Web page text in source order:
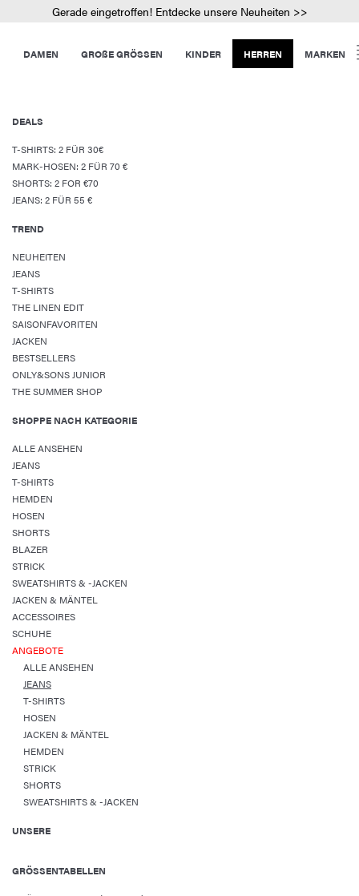
Gerade eingetroffen! Entdecke unsere Neuheiten >>
DAMEN GROßE GRÖSSEN KINDER HERREN MARKEN
DEALS
T-SHIRTS: 2 FÜR 30€
MARK-HOSEN: 2 FÜR 70 €
SHORTS: 2 FOR €70
JEANS: 2 FÜR 55 €
TREND
NEUHEITEN
JEANS
T-SHIRTS
THE LINEN EDIT
SAISONFAVORITEN
JACKEN
BESTSELLERS
ONLY&SONS JUNIOR
THE SUMMER SHOP
SHOPPE NACH KATEGORIE
ALLE ANSEHEN
JEANS
T-SHIRTS
HEMDEN
HOSEN
SHORTS
BLAZER
STRICK
SWEATSHIRTS & -JACKEN
JACKEN & MÄNTEL
ACCESSOIRES
SCHUHE
ANGEBOTE
ALLE ANSEHEN
JEANS
T-SHIRTS
HOSEN
JACKEN & MÄNTEL
HEMDEN
STRICK
SHORTS
SWEATSHIRTS & -JACKEN
UNSERE
GRÖSSENTABELLEN